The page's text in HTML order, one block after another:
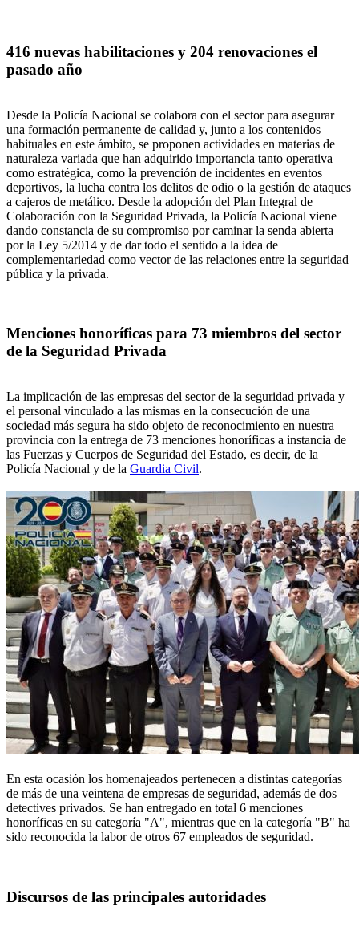
416 nuevas habilitaciones y 204 renovaciones el
pasado año
Desde la Policía Nacional se colabora con el sector para asegurar
una formación permanente de calidad y, junto a los contenidos
habituales en este ámbito, se proponen actividades en materias de
naturaleza variada que han adquirido importancia tanto operativa
como estratégica, como la prevención de incidentes en eventos
deportivos, la lucha contra los delitos de odio o la gestión de ataques
a cajeros de metálico. Desde la adopción del Plan Integral de
Colaboración con la Seguridad Privada, la Policía Nacional viene
dando constancia de su compromiso por caminar la senda abierta
por la Ley 5/2014 y de dar todo el sentido a la idea de
complementariedad como vector de las relaciones entre la seguridad
pública y la privada.
Menciones honoríficas para 73 miembros del sector
de la Seguridad Privada
La implicación de las empresas del sector de la seguridad privada y
el personal vinculado a las mismas en la consecución de una
sociedad más segura ha sido objeto de reconocimiento en nuestra
provincia con la entrega de 73 menciones honoríficas a instancia de
las Fuerzas y Cuerpos de Seguridad del Estado, es decir, de la
Policía Nacional y de la Guardia Civil.
En esta ocasión los homenajeados pertenecen a distintas categorías
de más de una veintena de empresas de seguridad, además de dos
detectives privados. Se han entregado en total 6 menciones
honoríficas en su categoría "A", mientras que en la categoría "B" ha
sido reconocida la labor de otros 67 empleados de seguridad.
Discursos de las principales autoridades